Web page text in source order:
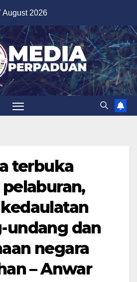
August 2026
terbuka
undang dan
negara
– Anwar